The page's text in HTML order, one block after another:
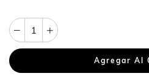
Agregar Al